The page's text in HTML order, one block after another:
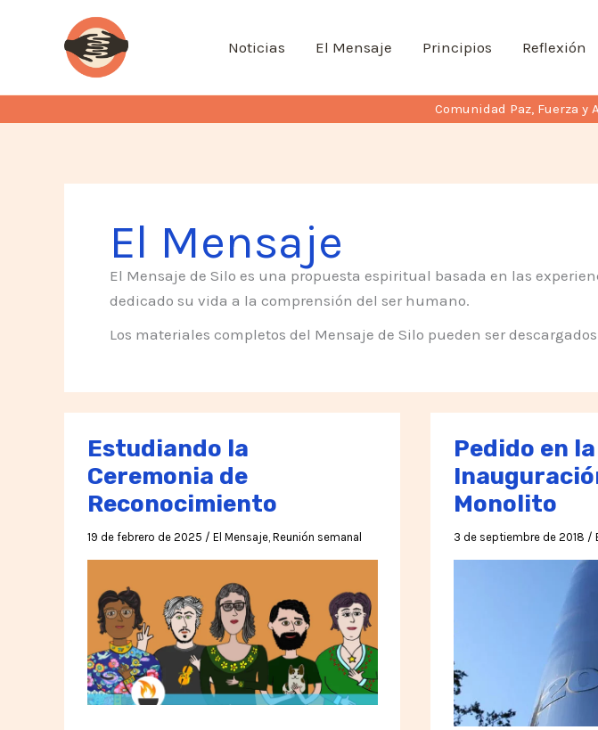
contenido
Noticias El Mensaje Principios Reflexión
Comunidad Paz, Fuerza
El Mensaje
El Mensaje de Silo es una propuesta espiritual basada en las
dedicado su vida a la comprensión del ser humano.
Los materiales completos del Mensaje de Silo pueden ser
Estudiando la
Ceremonia de
Reconocimiento
19 de febrero de 2025 / El Mensaje, Reunión semanal
Pedido en la
Monolito
3 de septiembre de 2018 /